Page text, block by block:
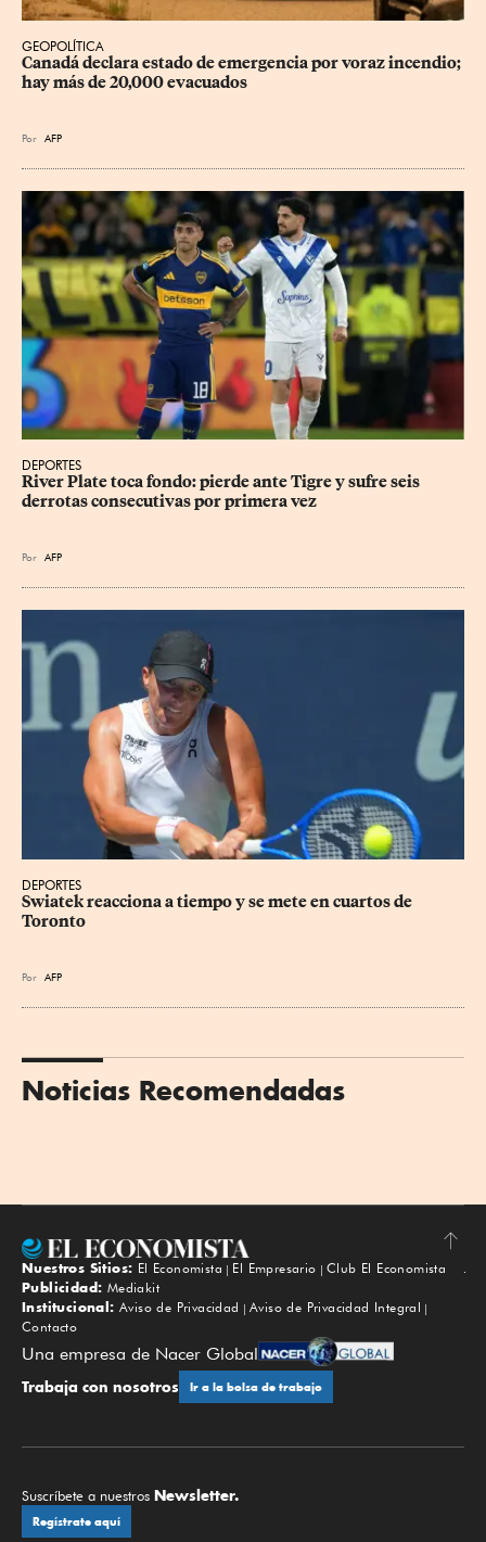
GEOPOLÍTICA
Canadá declara estado de emergencia por voraz incendio;
hay más de 20,000 evacuados
Por AFP
DEPORTES
River Plate toca fondo: pierde ante Tigre y sufre seis
derrotas consecutivas por primera vez
Por AFP
DEPORTES
Swiatek reacciona a tiempo y se mete en cuartos de
Toronto
Por AFP
Noticias Recomendadas
Subir
Nuestros Sitios: El Economista El Empresario
Club El Economista
Publicidad: Mediakit
Institucional: Aviso de Privacidad
Aviso de Privacidad Integral
Contacto
Una empresa de Nacer Global
Trabaja con nosotros Ir a la bolsa de trabajo
Suscríbete a nuestros Newsletter.
Regístrate aquí